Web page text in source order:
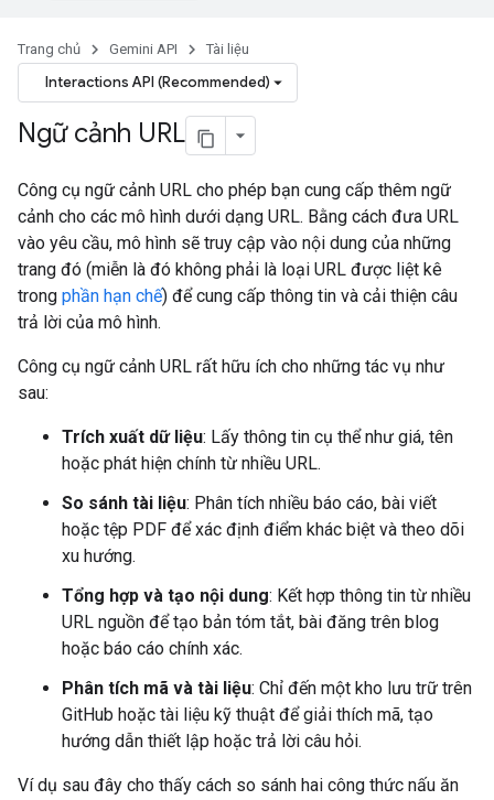
Trang chủ Gemini API Tài liệu
Interactions API (Recommended)
Ngữ cảnh URL
Công cụ ngữ cảnh URL cho phép bạn cung cấp thêm ngữ
cảnh cho các mô hình dưới dạng URL. Bằng cách đưa URL
vào yêu cầu, mô hình sẽ truy cập vào nội dung của những
trang đó (miễn là đó không phải là loại URL được liệt kê
trong phần hạn chế) để cung cấp thông tin và cải thiện câu
trả lời của mô hình.
Công cụ ngữ cảnh URL rất hữu ích cho những tác vụ như
sau:
Trích xuất dữ liệu: Lấy thông tin cụ thể như giá, tên
hoặc phát hiện chính từ nhiều URL.
So sánh tài liệu: Phân tích nhiều báo cáo, bài viết
hoặc tệp PDF để xác định điểm khác biệt và theo dõi
xu hướng.
Tổng hợp và tạo nội dung: Kết hợp thông tin từ nhiều
URL nguồn để tạo bản tóm tắt, bài đăng trên blog
hoặc báo cáo chính xác.
Phân tích mã và tài liệu: Chỉ đến một kho lưu trữ trên
GitHub hoặc tài liệu kỹ thuật để giải thích mã, tạo
hướng dẫn thiết lập hoặc trả lời câu hỏi.
Ví dụ sau đây cho thấy cách so sánh hai công thức nấu ăn